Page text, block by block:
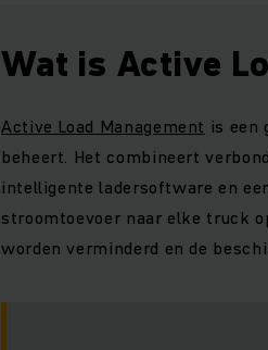
Wat is Active
Active Load Management is een
beheert. Het combineert
intelligente ladersoftware en
stroomtoevoer naar elke truck
worden verminderd en de